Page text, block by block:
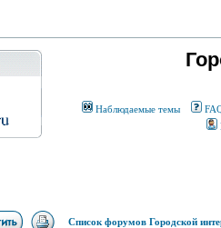
Наблюдаемые темы
Список форумов Городской